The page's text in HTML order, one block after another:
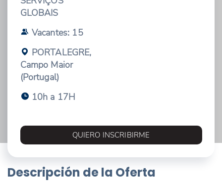
GLOBAIS
Vacantes: 15
PORTALEGRE,
Campo Maior
(Portugal)
10h a 17H
QUIERO INSCRIBIRME
Descripción de la Oferta